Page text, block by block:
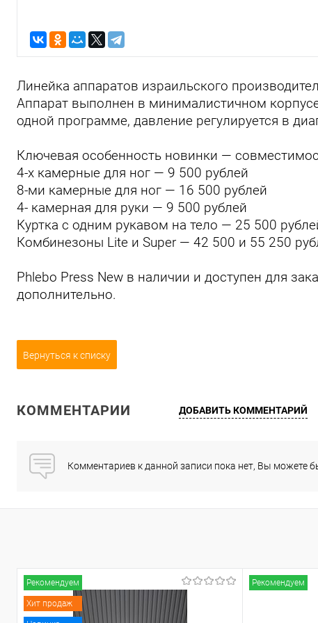
Линейка аппаратов израильского
Аппарат выполнен в минималистичном
одной программе, давление регулируется в
Ключевая особенность новинки —
4-х камерные для ног — 9 500 рублей
8-ми камерные для ног — 16 500 рублей
4- камерная для руки — 9 500 рублей
Куртка с одним рукавом на тело — 25 500
Комбинезоны Lite и Super — 42 500 и 55 250
Phlebo Press New в наличии и доступен для
дополнительно.
Вернуться к списку
КОММЕНТАРИИ ДОБАВИТЬ КОММЕНТАРИЙ
Комментариев к данной записи пока нет, Вы можете
Рекомендуем
Хит продаж
Рекомендуем